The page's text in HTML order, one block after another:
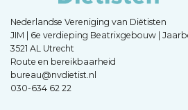
Nederlandse Vereniging van Diëtisten
JIM | 6e verdieping Beatrixgebouw |
3521 AL Utrecht
Route en bereikbaarheid
bureau@nvdietist.nl
030-634 62 22